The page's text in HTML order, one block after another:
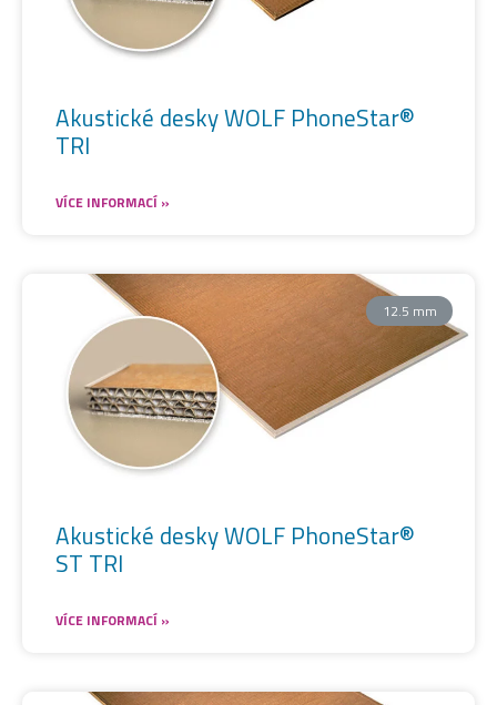
Akustické desky WOLF PhoneStar®
TRI
VÍCE INFORMACÍ »
12.5 mm
Akustické desky WOLF PhoneStar®
ST TRI
VÍCE INFORMACÍ »